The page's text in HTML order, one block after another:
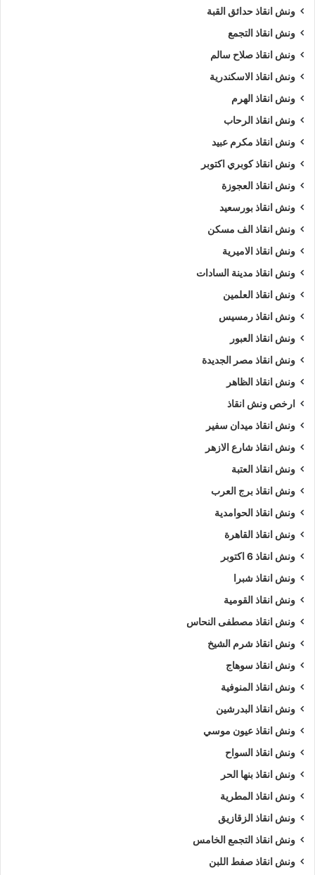
ونش انقاذ حدائق القبة
ونش انقاذ التجمع
ونش انقاذ صلاح سالم
ونش انقاذ الاسكندرية
ونش انقاذ الهرم
ونش انقاذ الرحاب
ونش انقاذ مكرم عبيد
ونش انقاذ كوبري اكتوبر
ونش انقاذ العجوزة
ونش انقاذ بورسعيد
ونش انقاذ الف مسكن
ونش انقاذ الاميرية
ونش انقاذ مدينة السادات
ونش انقاذ العلمين
ونش انقاذ رمسيس
ونش انقاذ العبور
ونش انقاذ مصر الجديدة
ونش انقاذ الظاهر
ارخص ونش انقاذ
ونش انقاذ ميدان سفير
ونش انقاذ شارع الازهر
ونش انقاذ العتبة
ونش انقاذ برج العرب
ونش انقاذ الحوامدية
ونش انقاذ القاهرة
ونش انقاذ 6 اكتوبر
ونش انقاذ شبرا
ونش انقاذ القومية
ونش انقاذ مصطفى النحاس
ونش انقاذ شرم الشيخ
ونش انقاذ سوهاج
ونش انقاذ المنوفية
ونش انقاذ البدرشين
ونش انقاذ عيون موسي
ونش انقاذ السواح
ونش انقاذ بنها الحر
ونش انقاذ المطرية
ونش انقاذ الزقازيق
ونش انقاذ التجمع الخامس
ونش انقاذ صفط اللبن